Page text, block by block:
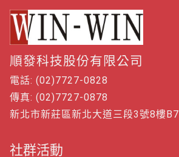
順發科技股份有限公司
電話: (02)7727-0828
傳真: (02)7727-0878
新北市新莊區新北大道三段3號8樓B7
社群活動